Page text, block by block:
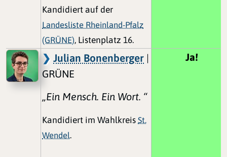
Kandidiert auf der
Landesliste Rheinland-Pfalz
(GRÜNE), Listenplatz 16.
Julian Bonenberger |
GRÜNE
„Ein Mensch. Ein Wort. “
Kandidiert im Wahlkreis St.
Wendel.
Ja!